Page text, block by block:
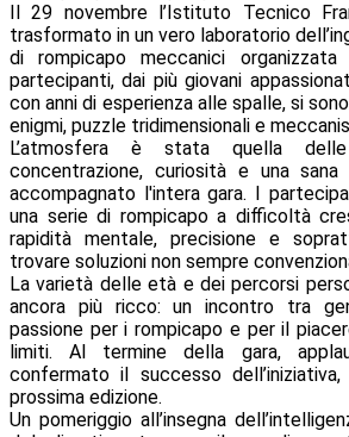
Il 29 novembre l’Istituto Tecnico
trasformato in un vero laboratorio
di rompicapo meccanici
partecipanti, dai più giovani
con anni di esperienza alle spalle, si
enigmi, puzzle tridimensionali e
L’atmosfera è stata quella
concentrazione, curiosità e una
accompagnato l'intera gara. I
una serie di rompicapo a difficoltà
rapidità mentale, precisione e
trovare soluzioni non sempre
La varietà delle età e dei percorsi
ancora più ricco: un incontro tra
passione per i rompicapo e per il
limiti. Al termine della gara,
confermato il successo
prossima edizione.
Un pomeriggio all’insegna